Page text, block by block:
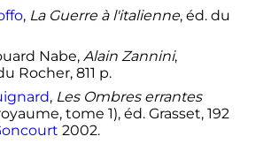
, La Guerre à l'italienne, éd. du
Nabe, Alain Zannini,
Rocher, 811 p.
, Les Ombres errantes
tome 1), éd. Grasset, 192
2002.